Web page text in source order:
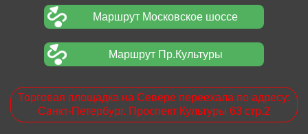
Маршрут Московское шоссе
Маршрут Пр.Культуры
Торговая площадка на Севере переехала по адресу:
Санкт-Петербург. Проспект Культуры 63 стр.2